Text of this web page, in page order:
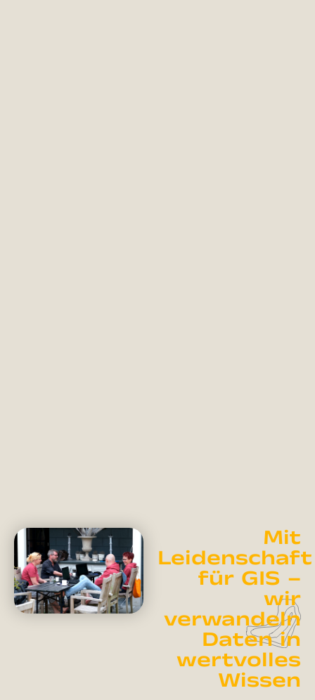
Mit
Leidenschaft
für GIS –
wir
verwandeln
Daten in
wertvolles
Wissen